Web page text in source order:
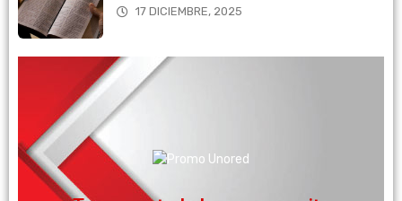
17 DICIEMBRE, 2025
Transmita en vivo en diferentes canales como Web,
Facebook, Youtube y móvil.
¡Transmita desde la nube! Ofrecemos servicios
virtuales en la nube para que transmita sin
necesdad de tener sus propios equipos.